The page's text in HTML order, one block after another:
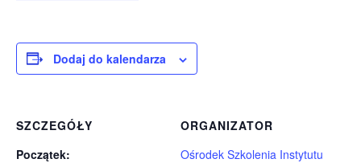
Dodaj do kalendarza
SZCZEGÓŁY
Początek:
ORGANIZATOR
Ośrodek Szkolenia Instytutu